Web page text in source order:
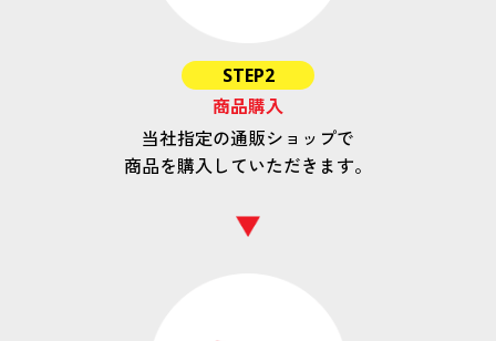
STEP2
商品購入
当社指定の通販ショップで
商品を購入していただきます。